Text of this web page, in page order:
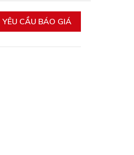
YÊU CẦU BÁO GIÁ